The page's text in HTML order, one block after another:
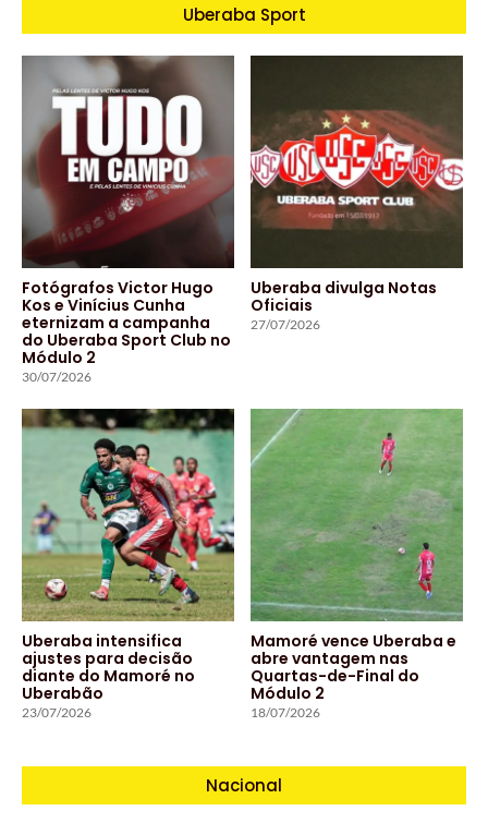
Uberaba Sport
Fotógrafos Victor Hugo
Kos e Vinícius Cunha
eternizam a campanha
do Uberaba Sport Club no
Módulo 2
30/07/2026
Uberaba divulga Notas
Oficiais
27/07/2026
Uberaba intensifica
ajustes para decisão
diante do Mamoré no
Uberabão
23/07/2026
Mamoré vence Uberaba e
abre vantagem nas
Quartas-de-Final do
Módulo 2
18/07/2026
Nacional